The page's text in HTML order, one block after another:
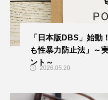
「日本版DBS」始動
も性暴力防止法」～
ント～
2026.05.20